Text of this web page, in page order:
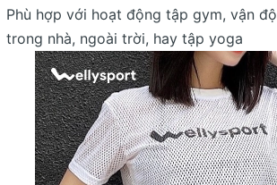
Phù hợp với hoạt động tập gym, vận
trong nhà, ngoài trời, hay tập yoga